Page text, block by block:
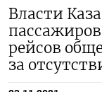
Власти
рейсов
за